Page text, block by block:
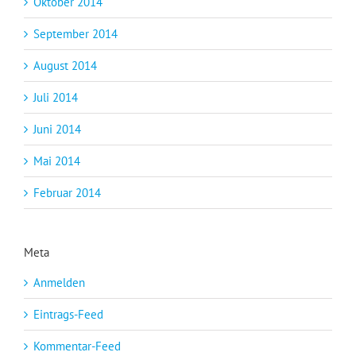
September 2014
August 2014
Juli 2014
Juni 2014
Mai 2014
Februar 2014
Meta
Anmelden
Eintrags-Feed
Kommentar-Feed